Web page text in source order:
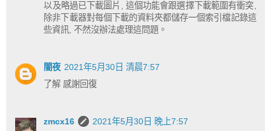
以及略過已下載圖片, 這個功能會跟選擇下載範圍有衝突,
除非下載器對每個下載的資料夾都儲存一個索引檔記錄這
些資訊, 不然沒辦法處理這問題。
闇夜 2021年5月30日 清晨7:57
了解 感謝回復
zmcx16
2021年5月30日 晚上7:57